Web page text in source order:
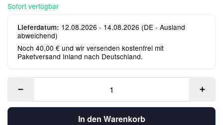
Sofort verfügbar
Lieferdatum: 12.08.2026 - 14.08.2026 (DE - Ausland
abweichend)
Noch 40,00 € und wir versenden kostenfrei mit
Paketversand Inland nach Deutschland.
In den Warenkorb